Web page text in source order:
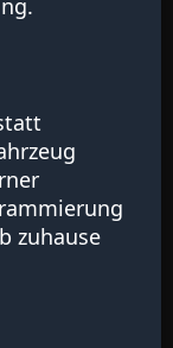
zuhause